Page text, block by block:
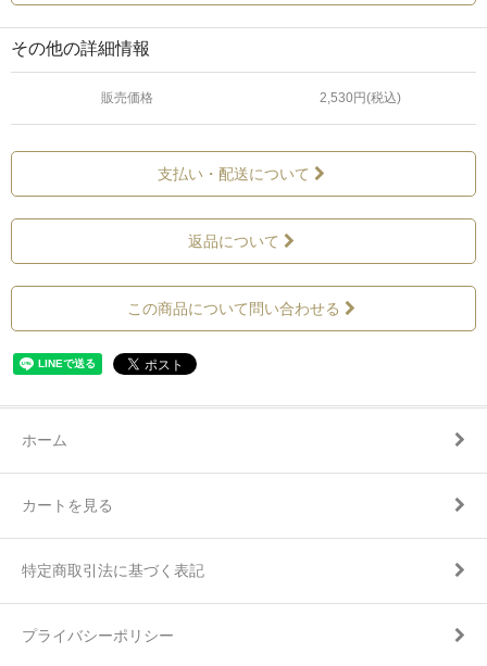
その他の詳細情報
販売価格 2,530円(税込)
支払い・配送について
返品について
この商品について問い合わせる
ホーム
カートを見る
特定商取引法に基づく表記
プライバシーポリシー